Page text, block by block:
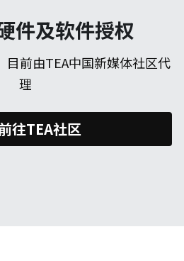
件及软件授权
目前由TEA中国新媒体社区代
理
往TEA社区